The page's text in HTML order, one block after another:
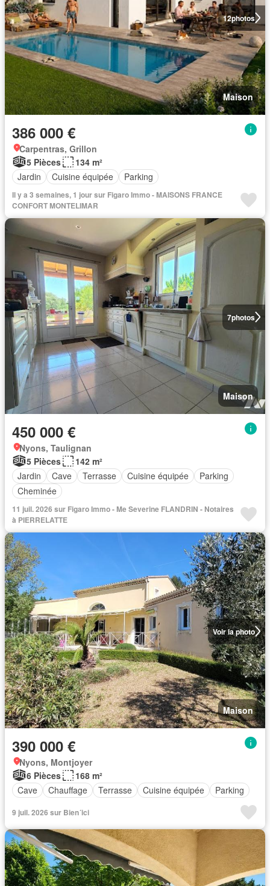
12photos
Maison
386 000 €
Carpentras, Grillon
5 Pièces
134 m²
Jardin
Cuisine équipée Parking
Il y a 3 semaines, 1 jour sur Figaro Immo - MAISONS FRANCE
CONFORT MONTELIMAR
7photos
Maison
450 000 €
Nyons, Taulignan
5 Pièces
142 m²
Jardin
Cave Terrasse Cuisine équipée
Parking
Cheminée
11 juil. 2026 sur Figaro Immo - Me Severine FLANDRIN - Notaires
à PIERRELATTE
Voir la photo
Maison
390 000 €
Nyons, Montjoyer
6 Pièces
168 m²
Cave
Chauffage Terrasse Cuisine équipée Parking
9 juil. 2026 sur Bien´ici